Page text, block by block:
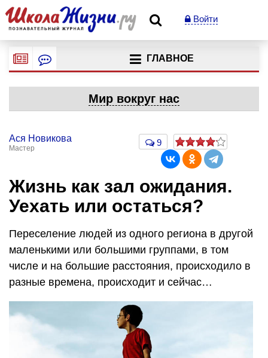
Войти
ГЛАВНОЕ
Мир вокруг нас
Ася Новикова
Мастер
9
Жизнь как зал ожидания.
Уехать или остаться?
Переселение людей из одного региона в другой
маленькими или большими группами, в том
числе и на большие расстояния, происходило в
разные времена, происходит и сейчас…